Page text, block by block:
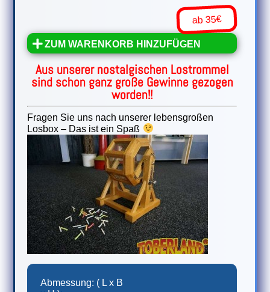
ab 35€
ZUM WARENKORB HINZUFÜGEN
Aus unserer nostalgischen Lostrommel
sind schon ganz große Gewinne gezogen
worden!!
Fragen Sie uns nach unserer lebensgroßen
Losbox – Das ist ein Spaß
Abmessung: ( L x B